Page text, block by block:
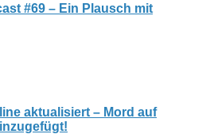
#69 – Ein Plausch mit
aktualisiert – Mord auf